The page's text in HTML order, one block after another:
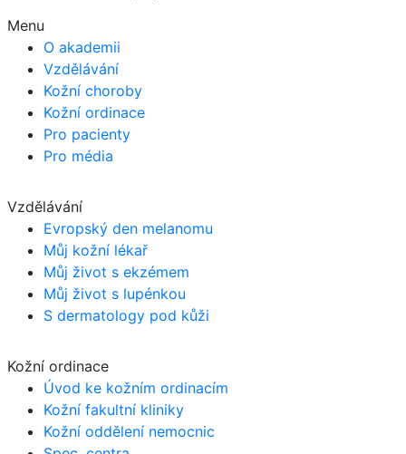
Menu
O akademii
Vzdělávání
Kožní choroby
Kožní ordinace
Pro pacienty
Pro média
Vzdělávání
Evropský den melanomu
Můj kožní lékař
Můj život s ekzémem
Můj život s lupénkou
S dermatology pod kůži
Kožní ordinace
Úvod ke kožním ordinacím
Kožní fakultní kliniky
Kožní oddělení nemocnic